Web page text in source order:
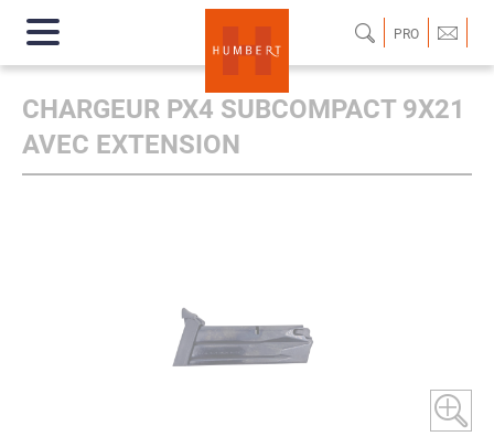
PRO
CHARGEUR PX4 SUBCOMPACT 9X21
AVEC EXTENSION